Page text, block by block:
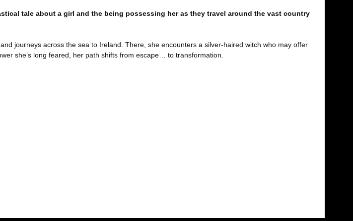
tale about a girl and the being possessing her as they travel around the vast country
journeys across the sea to Ireland. There, she encounters a silver-haired witch who may offer
she’s long feared, her path shifts from escape… to transformation.